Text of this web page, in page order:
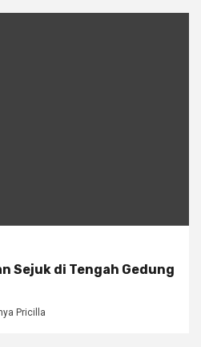
Sejuk di Tengah Gedung
Pricilla